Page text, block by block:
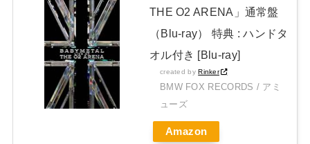
THE O2 ARENA」通常盤
（Blu-ray） 特典 : ハンドタ
オル付き [Blu-ray]
created byRinker
BMW FOX RECORDS / アミ
ューズ
Amazon